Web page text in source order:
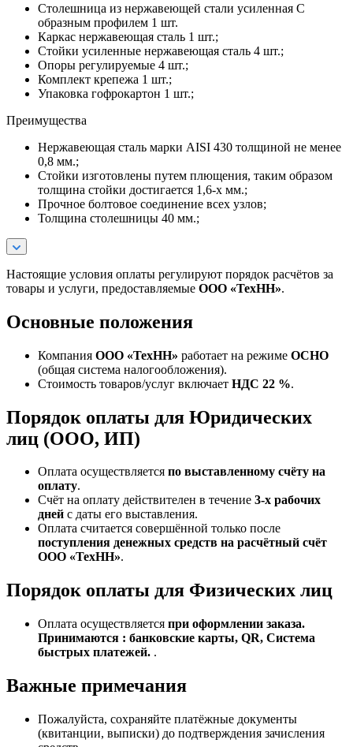
Столешница из нержавеющей стали усиленная С
образным профилем 1 шт.
Каркас нержавеющая сталь 1 шт.;
Стойки усиленные нержавеющая сталь 4 шт.;
Опоры регулируемые 4 шт.;
Комплект крепежа 1 шт.;
Упаковка гофрокартон 1 шт.;
Преимущества
Нержавеющая сталь марки AISI 430 толщиной не менее
0,8 мм.;
Стойки изготовлены путем плющения, таким образом
толщина стойки достигается 1,6-х мм.;
Прочное болтовое соединение всех узлов;
Толщина столешницы 40 мм.;
Настоящие условия оплаты регулируют порядок расчётов за
товары и услуги, предоставляемые ООО «ТехНН».
Основные положения
Компания ООО «ТехНН» работает на режиме ОСНО
(общая система налогообложения).
Стоимость товаров/услуг включает НДС 22 %.
Порядок оплаты для Юридических
лиц (ООО, ИП)
Оплата осуществляется по выставленному счёту на
оплату.
Счёт на оплату действителен в течение 3‑х рабочих
дней с даты его выставления.
Оплата считается совершённой только после
поступления денежных средств на расчётный счёт
ООО «ТехНН».
Порядок оплаты для Физических лиц
Оплата осуществляется при оформлении заказа.
Принимаются : банковские карты, QR, Система
быстрых платежей. .
Важные примечания
Пожалуйста, сохраняйте платёжные документы
(квитанции, выписки) до подтверждения зачисления